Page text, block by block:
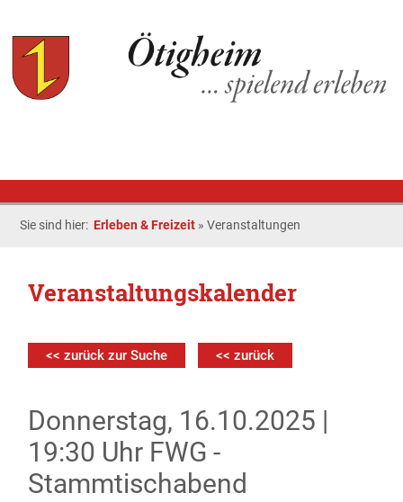
Sie sind hier: Erleben & Freizeit »Veranstaltungen
Veranstaltungskalender
<< zurück zur Suche << zurück
Donnerstag, 16.10.2025 |
19:30 Uhr FWG -
Stammtischabend